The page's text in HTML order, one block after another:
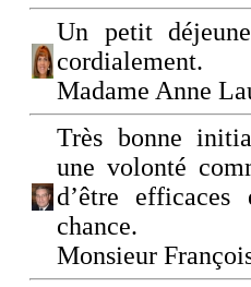
Un petit
cordialement.
Madame Anne
Très bonne
une volonté
d’être
chance.
Monsieur